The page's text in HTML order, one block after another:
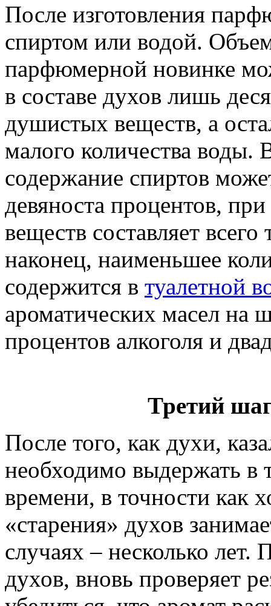
После изготовления
спиртом или водой.
парфюмерной новинке
в составе духов лишь
душистых веществ, а
малого количества воды.
содержание спиртов
девяноста процентов,
веществ составляет
наконец, наименьшее
содержится в туалетной
ароматических масел на
процентов алкоголя и
Третий
После того, как духи,
необходимо выдержать в
времени, в точности как
«старения» духов
случаях – несколько
духов, вновь проверяет